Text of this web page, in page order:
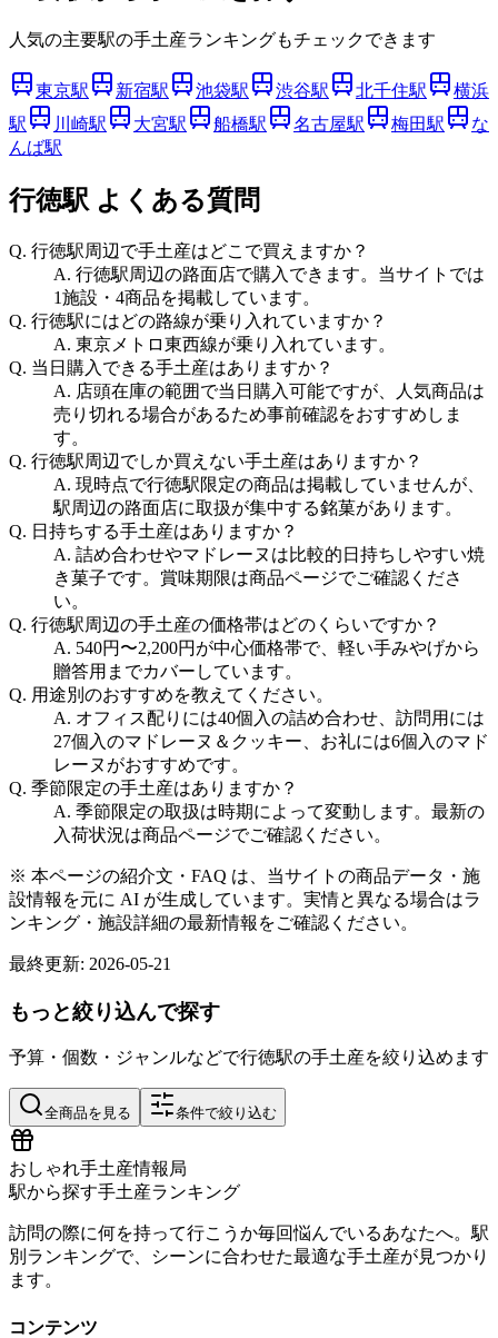
人気の主要駅の手土産ランキングもチェックできます
東京駅 新宿駅 池袋駅 渋谷駅 北千住駅
横浜
駅
川崎駅 大宮駅 船橋駅 名古屋駅 梅田駅
な
んば駅
行徳駅 よくある質問
Q. 行徳駅周辺で手土産はどこで買えますか？
A. 行徳駅周辺の路面店で購入できます。当サイトでは
1施設・4商品を掲載しています。
Q. 行徳駅にはどの路線が乗り入れていますか？
A. 東京メトロ東西線が乗り入れています。
Q. 当日購入できる手土産はありますか？
A. 店頭在庫の範囲で当日購入可能ですが、人気商品は
売り切れる場合があるため事前確認をおすすめしま
す。
Q. 行徳駅周辺でしか買えない手土産はありますか？
A. 現時点で行徳駅限定の商品は掲載していませんが、
駅周辺の路面店に取扱が集中する銘菓があります。
Q. 日持ちする手土産はありますか？
A. 詰め合わせやマドレーヌは比較的日持ちしやすい焼
き菓子です。賞味期限は商品ページでご確認くださ
い。
Q. 行徳駅周辺の手土産の価格帯はどのくらいですか？
A. 540円〜2,200円が中心価格帯で、軽い手みやげから
贈答用までカバーしています。
Q. 用途別のおすすめを教えてください。
A. オフィス配りには40個入の詰め合わせ、訪問用には
27個入のマドレーヌ＆クッキー、お礼には6個入のマド
レーヌがおすすめです。
Q. 季節限定の手土産はありますか？
A. 季節限定の取扱は時期によって変動します。最新の
入荷状況は商品ページでご確認ください。
※ 本ページの紹介文・FAQ は、当サイトの商品データ・施
設情報を元に AI が生成しています。実情と異なる場合はラ
ンキング・施設詳細の最新情報をご確認ください。
最終更新: 2026-05-21
もっと絞り込んで探す
予算・個数・ジャンルなどで行徳駅の手土産を絞り込めます
全商品を見る 条件で絞り込む
おしゃれ手土産情報局
駅から探す手土産ランキング
訪問の際に何を持って行こうか毎回悩んでいるあなたへ。駅
別ランキングで、シーンに合わせた最適な手土産が見つかり
ます。
コンテンツ